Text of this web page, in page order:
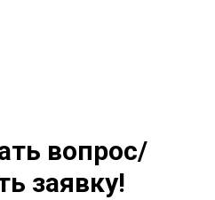
вопрос/
заявку!